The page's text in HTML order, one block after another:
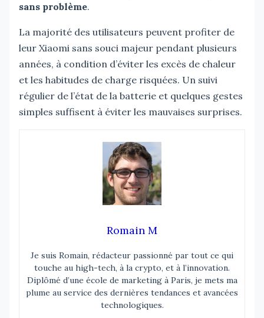
sans problème.
La majorité des utilisateurs peuvent profiter de
leur Xiaomi sans souci majeur pendant plusieurs
années, à condition d’éviter les excès de chaleur
et les habitudes de charge risquées. Un suivi
régulier de l’état de la batterie et quelques gestes
simples suffisent à éviter les mauvaises surprises.
Romain M
Je suis Romain, rédacteur passionné par tout ce qui
touche au high-tech, à la crypto, et à l’innovation.
Diplômé d’une école de marketing à Paris, je mets ma
plume au service des dernières tendances et avancées
technologiques.